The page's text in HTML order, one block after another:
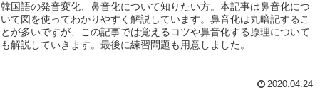
韓国語の発音変化、鼻音化について知りたい方。本記事は鼻音化につ
いて図を使ってわかりやすく解説しています。鼻音化は丸暗記するこ
とが多いですが、この記事では覚えるコツや鼻音化する原理について
も解説していきます。最後に練習問題も用意しました。
2020.04.24